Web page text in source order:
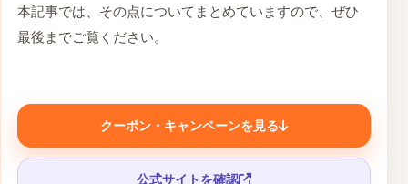
本記事では、その点についてまとめていますので、ぜひ
最後までご覧ください。
クーポン・キャンペーンを見る
公式サイトを確認